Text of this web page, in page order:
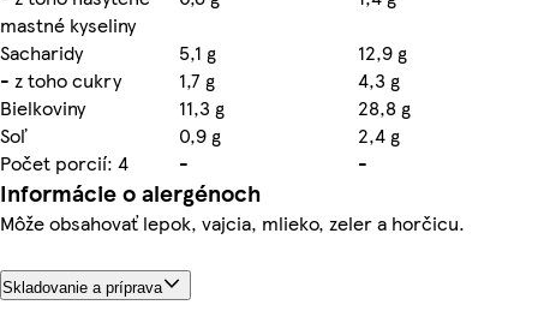
mastné kyseliny
Sacharidy
5,1 g
12,9 g
- z toho cukry
1,7 g
4,3 g
Bielkoviny
11,3 g
28,8 g
Soľ
0,9 g
2,4 g
Počet porcií: 4
- -
Informácie o alergénoch
Môže obsahovať lepok, vajcia, mlieko, zeler a horčicu.
Skladovanie a príprava